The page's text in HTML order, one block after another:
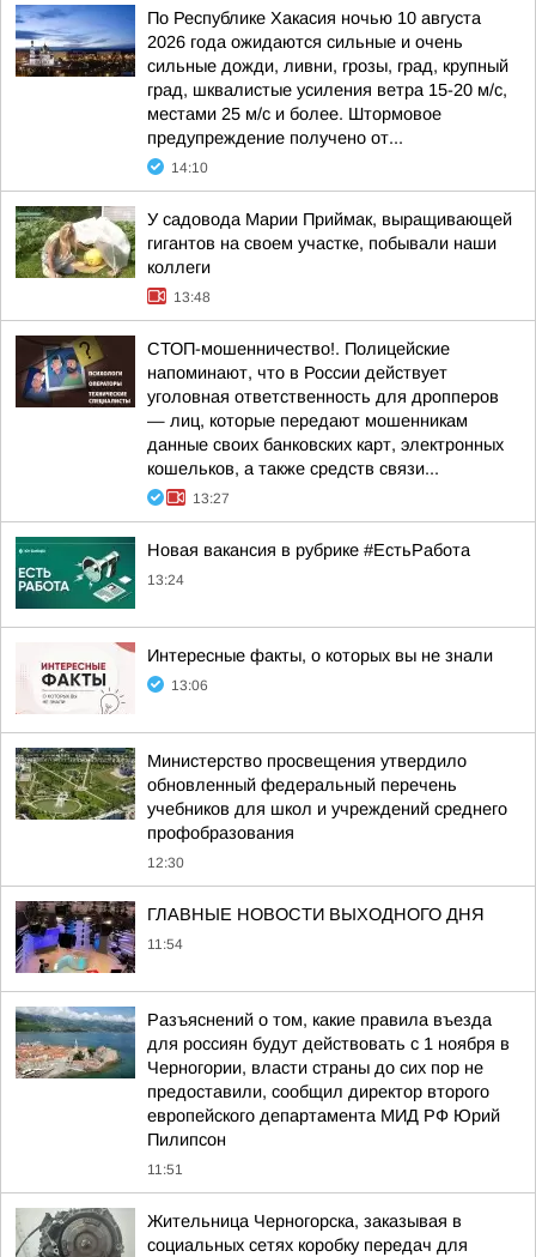
По Республике Хакасия ночью 10 августа
2026 года ожидаются сильные и очень
сильные дожди, ливни, грозы, град, крупный
град, шквалистые усиления ветра 15-20 м/с,
местами 25 м/с и более. Штормовое
предупреждение получено от...
14:10
У садовода Марии Приймак, выращивающей
гигантов на своем участке, побывали наши
коллеги
13:48
СТОП-мошенничество!. Полицейские
напоминают, что в России действует
уголовная ответственность для дропперов
— лиц, которые передают мошенникам
данные своих банковских карт, электронных
кошельков, а также средств связи...
13:27
Новая вакансия в рубрике #ЕстьРабота
13:24
Интересные факты, о которых вы не знали
13:06
Министерство просвещения утвердило
обновленный федеральный перечень
учебников для школ и учреждений среднего
профобразования
12:30
ГЛАВНЫЕ НОВОСТИ ВЫХОДНОГО ДНЯ
11:54
Разъяснений о том, какие правила въезда
для россиян будут действовать с 1 ноября в
Черногории, власти страны до сих пор не
предоставили, сообщил директор второго
европейского департамента МИД РФ Юрий
Пилипсон
11:51
Жительница Черногорска, заказывая в
социальных сетях коробку передач для